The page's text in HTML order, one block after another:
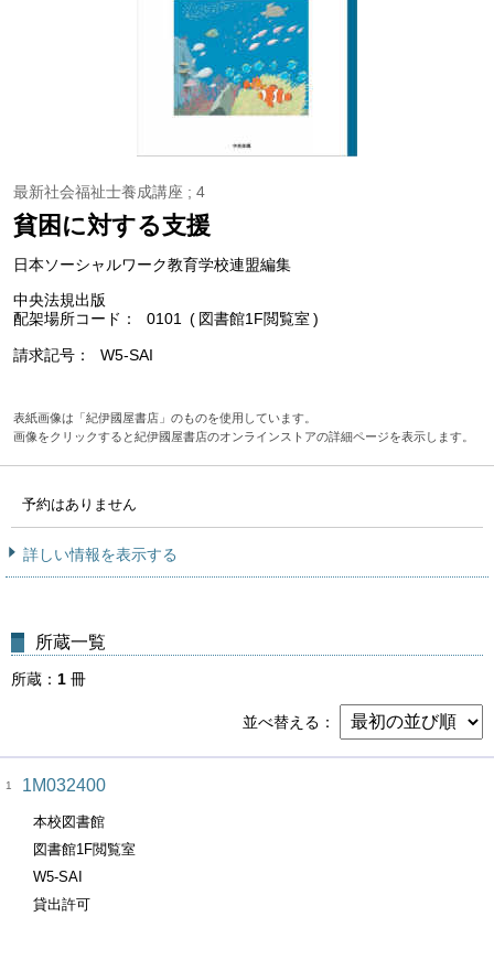
最新社会福祉士養成講座 ; 4
貧困に対する支援
日本ソーシャルワーク教育学校連盟編集
中央法規出版
配架場所コード
0101 図書館1F閲覧室
請求記号 W5-SAI
表紙画像は「紀伊國屋書店」のものを使用しています。
画像をクリックすると紀伊國屋書店のオンラインストアの詳細ページを表示します。
予約はありません
詳しい情報を表示する
所蔵一覧
所蔵 1 冊
並べ替える
1 1M032400
本校図書館
図書館1F閲覧室
W5-SAI
貸出許可